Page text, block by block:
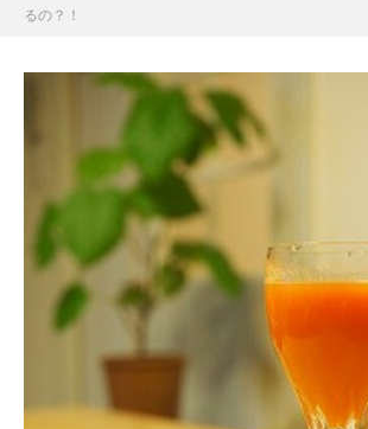
るの？！